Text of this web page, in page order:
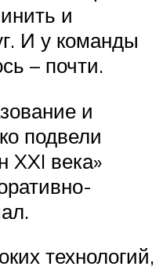
и
И у команды
– почти.
и
подвели
XXI века»
технологий,